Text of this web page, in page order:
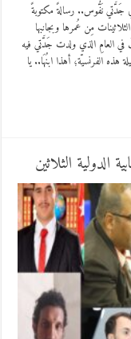
جَدَّتي نَفُّوس.. رسالةً مكتوبةً
مِن عُمرها وبجانبها
في العامِ الذي ولدت جَدَّتي فيه
هذه الفرنسيّة؛ أهذا ابنُهَا.. يا
الدولية الثلاثين